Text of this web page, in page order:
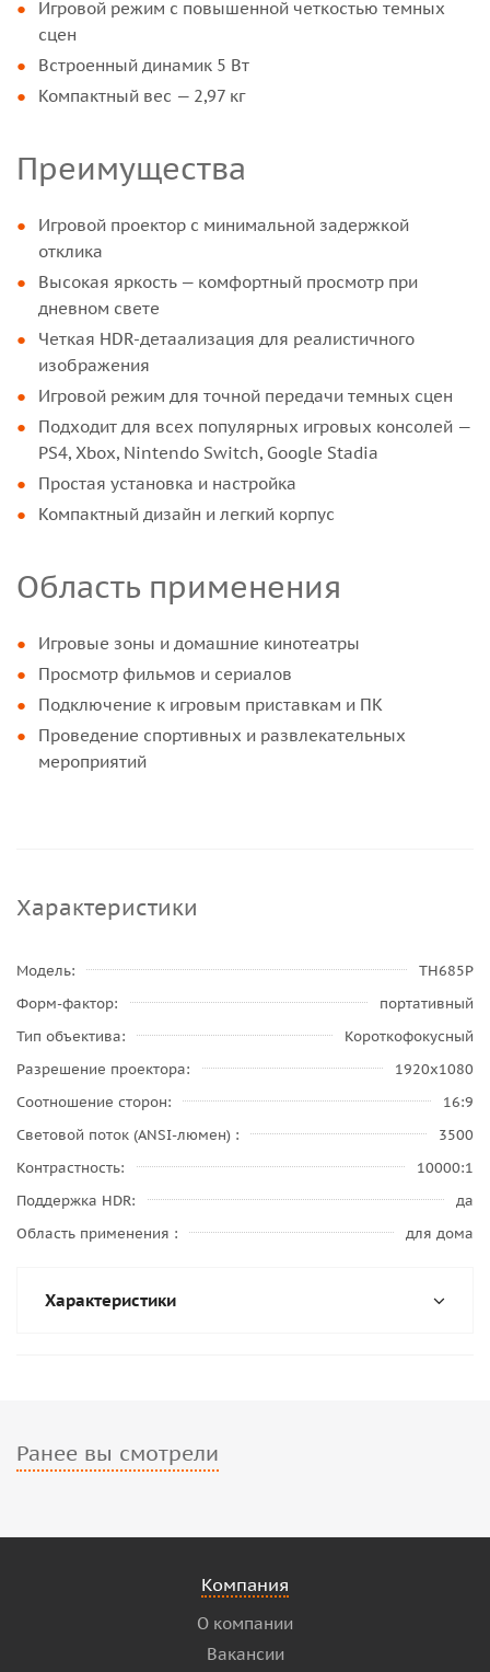
Игровой режим с повышенной четкостью темных
сцен
Встроенный динамик 5 Вт
Компактный вес — 2,97 кг
Преимущества
Игровой проектор с минимальной задержкой
отклика
Высокая яркость — комфортный просмотр при
дневном свете
Четкая HDR-детаализация для реалистичного
изображения
Игровой режим для точной передачи темных сцен
Подходит для всех популярных игровых консолей —
PS4, Xbox, Nintendo Switch, Google Stadia
Простая установка и настройка
Компактный дизайн и легкий корпус
Область применения
Игровые зоны и домашние кинотеатры
Просмотр фильмов и сериалов
Подключение к игровым приставкам и ПК
Проведение спортивных и развлекательных
мероприятий
Характеристики
Модель
TH685P
Форм-фактор
портативный
Тип объектива
Короткофокусный
Разрешение проектора
1920x1080
Соотношение сторон
16:9
Световой поток (ANSI-люмен)
3500
Контрастность
10000:1
Поддержка HDR
да
Область применения
для дома
Характеристики
Ранее вы смотрели
Компания
О компании
Вакансии